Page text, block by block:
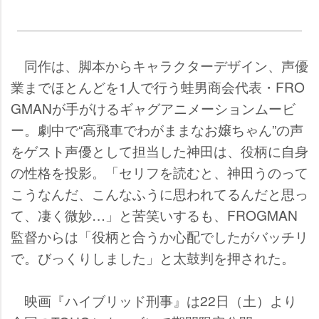
同作は、脚本からキャラクターデザイン、声優
業までほとんどを1人で行う蛙男商会代表・FRO
GMANが手がけるギャグアニメーションムービ
ー。劇中で“高飛車でわがままなお嬢ちゃん”の声
をゲスト声優として担当した神田は、役柄に自身
の性格を投影。「セリフを読むと、神田うのって
こうなんだ、こんなふうに思われてるんだと思っ
て、凄く微妙…」と苦笑いするも、FROGMAN
監督からは「役柄と合うか心配でしたがバッチリ
で。びっくりしました」と太鼓判を押された。
映画『ハイブリッド刑事』は22日（土）より